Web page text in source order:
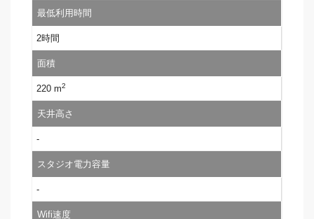
最低利用時間
2時間
面積
220 m2
天井高さ
-
スタジオ電力容量
-
Wifi速度